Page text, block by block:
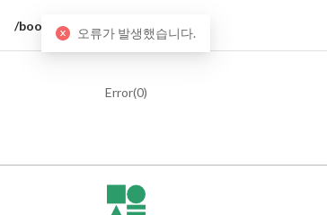
/books
Error(0)
오류가 발생했습니다.